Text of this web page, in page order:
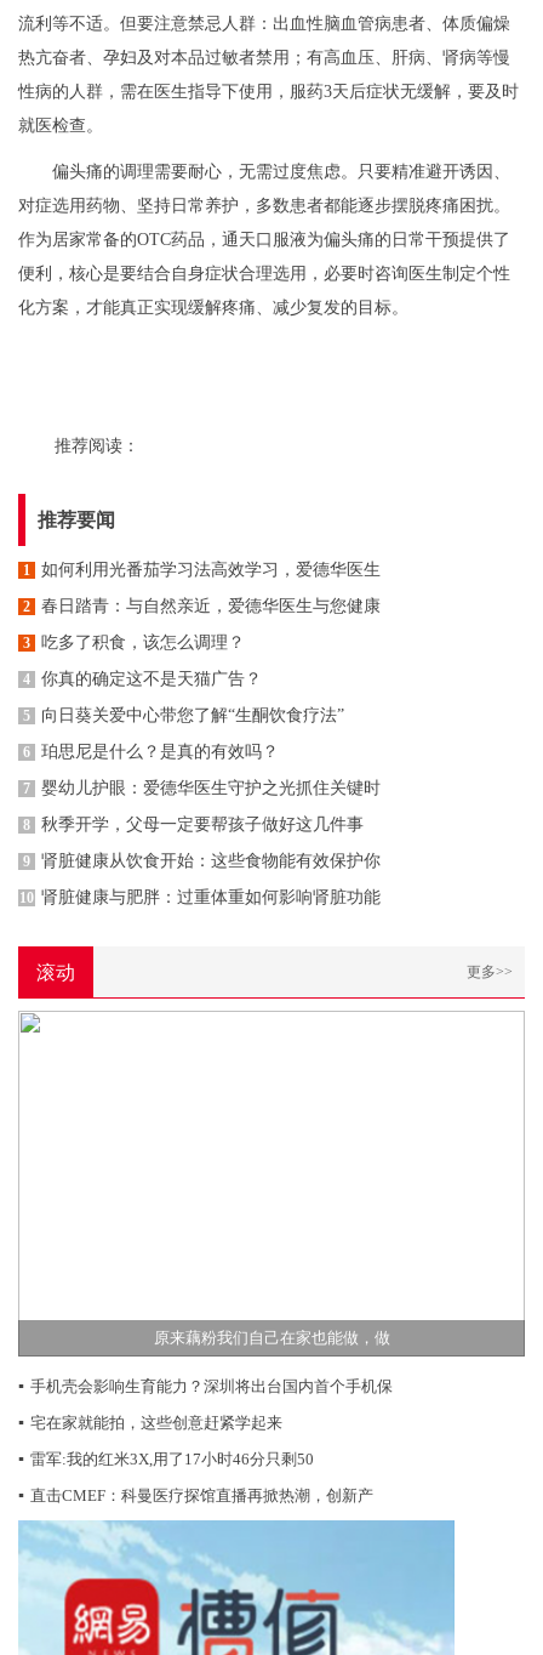
流利等不适。但要注意禁忌人群：出血性脑血管病患者、体质偏燥
热亢奋者、孕妇及对本品过敏者禁用；有高血压、肝病、肾病等慢
性病的人群，需在医生指导下使用，服药3天后症状无缓解，要及时
就医检查。
偏头痛的调理需要耐心，无需过度焦虑。只要精准避开诱因、
对症选用药物、坚持日常养护，多数患者都能逐步摆脱疼痛困扰。
作为居家常备的OTC药品，通天口服液为偏头痛的日常干预提供了
便利，核心是要结合自身症状合理选用，必要时咨询医生制定个性
化方案，才能真正实现缓解疼痛、减少复发的目标。
推荐阅读：
推荐要闻
1 如何利用光番茄学习法高效学习，爱德华医生
2 春日踏青：与自然亲近，爱德华医生与您健康
3 吃多了积食，该怎么调理？
4 你真的确定这不是天猫广告？
5 向日葵关爱中心带您了解“生酮饮食疗法”
6 珀思尼是什么？是真的有效吗？
7 婴幼儿护眼：爱德华医生守护之光抓住关键时
8 秋季开学，父母一定要帮孩子做好这几件事
9 肾脏健康从饮食开始：这些食物能有效保护你
10 肾脏健康与肥胖：过重体重如何影响肾脏功能
滚动 更多>>
原来藕粉我们自己在家也能做，做
▪ 手机壳会影响生育能力？深圳将出台国内首个手机保
▪ 宅在家就能拍，这些创意赶紧学起来
▪ 雷军:我的红米3X,用了17小时46分只剩50
▪ 直击CMEF：科曼医疗探馆直播再掀热潮，创新产